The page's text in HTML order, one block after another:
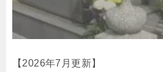
【2026年7月更新】